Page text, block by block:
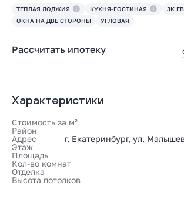
ТЕПЛАЯ ЛОДЖИЯ КУХНЯ-ГОСТИНАЯ
3К
ОКНА НА ДВЕ СТОРОНЫ
УГЛОВАЯ
Рассчитать ипотеку
Характеристики
Стоимость за м²
Район
Адрес
г. Екатеринбург, ул.
Этаж
Площадь
Кол-во комнат
Отделка
Высота потолков